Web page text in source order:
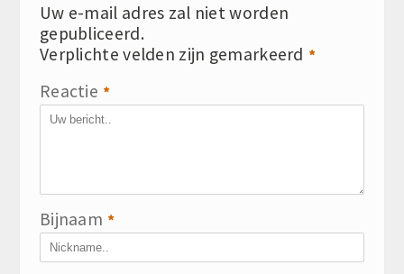
Uw e-mail adres zal niet worden
gepubliceerd.
Verplichte velden zijn gemarkeerd *
Reactie *
Bijnaam *